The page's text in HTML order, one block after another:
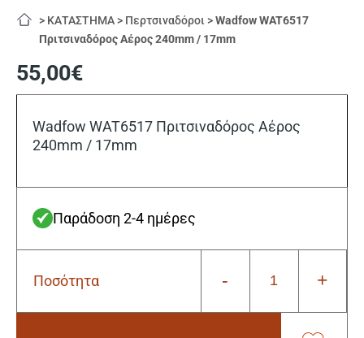
> ΚΑΤΑΣΤΗΜΑ > Περτσιναδόροι >Wadfow WAT6517
Πριτσιναδόρος Αέρος 240mm / 17mm
55,00€
Wadfow WAT6517 Πριτσιναδόρος Αέρος
240mm / 17mm
Παράδοση 2-4 ημέρες
Ποσότητα -
Wadfow
+